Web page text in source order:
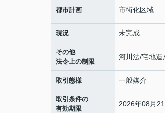
都市計画 市街化区域
現況 未完成
その他
法令上の制限
河川法/宅地造
取引態様 一般媒介
取引条件の
有効期限
2026年08月